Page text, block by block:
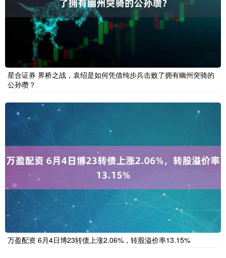
星合证券 界桥之战，袁绍是如何凭借纯步兵击败了拥有幽州突骑的
公孙瓒？
万盈配资 6月4日博23转债上涨2.06%，转股溢价率13.15%